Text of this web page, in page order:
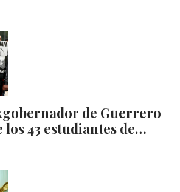
de Guerrero
los 43 estudiantes de…